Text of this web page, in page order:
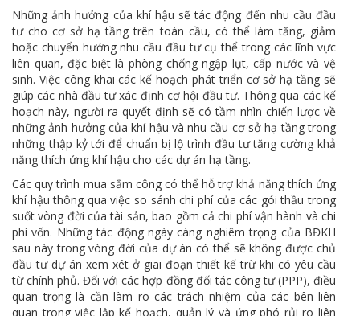
Những ảnh hưởng của khí hậu sẽ tác động đến nhu cầu đầu
tư cho cơ sở hạ tầng trên toàn cầu, có thể làm tăng, giảm
hoặc chuyển hướng nhu cầu đầu tư cụ thể trong các lĩnh vực
liên quan, đặc biệt là phòng chống ngập lụt, cấp nước và vệ
sinh. Việc công khai các kế hoạch phát triển cơ sở hạ tầng sẽ
giúp các nhà đầu tư xác định cơ hội đầu tư. Thông qua các kế
hoạch này, người ra quyết định sẽ có tầm nhìn chiến lược về
những ảnh hưởng của khí hậu và nhu cầu cơ sở hạ tầng trong
những thập kỷ tới để chuẩn bị lộ trình đầu tư tăng cường khả
năng thích ứng khí hậu cho các dự án hạ tầng.
Các quy trình mua sắm công có thể hỗ trợ khả năng thích ứng
khí hậu thông qua việc so sánh chi phí của các gói thầu trong
suốt vòng đời của tài sản, bao gồm cả chi phí vận hành và chi
phí vốn. Những tác động ngày càng nghiêm trọng của BĐKH
sau này trong vòng đời của dự án có thể sẽ không được chủ
đầu tư dự án xem xét ở giai đoạn thiết kế trừ khi có yêu cầu
từ chính phủ. Đối với các hợp đồng đối tác công tư (PPP), điều
quan trọng là cần làm rõ các trách nhiệm của các bên liên
quan trong việc lập kế hoạch, quản lý và ứng phó rủi ro liên